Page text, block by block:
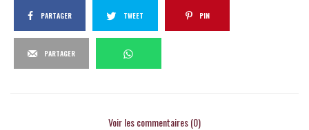
PARTAGER TWEET PIN
PARTAGER
Voir les commentaires (0)